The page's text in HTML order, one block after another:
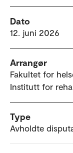
Dato
12. juni 2026
Arrangør
Fakultet for
Institutt for
Type
Avholdte